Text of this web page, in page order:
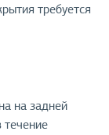
требуется
на задней
течение